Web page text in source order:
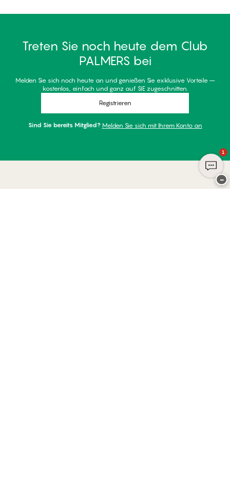
Treten Sie noch heute dem Club
PALMERS bei
Melden Sie sich noch heute an und genießen Sie exklusive Vorteile –
kostenlos, einfach und ganz auf SIE zugeschnitten.
Registrieren
Sind Sie bereits Mitglied? Melden Sie sich mit Ihrem Konto an
1
−